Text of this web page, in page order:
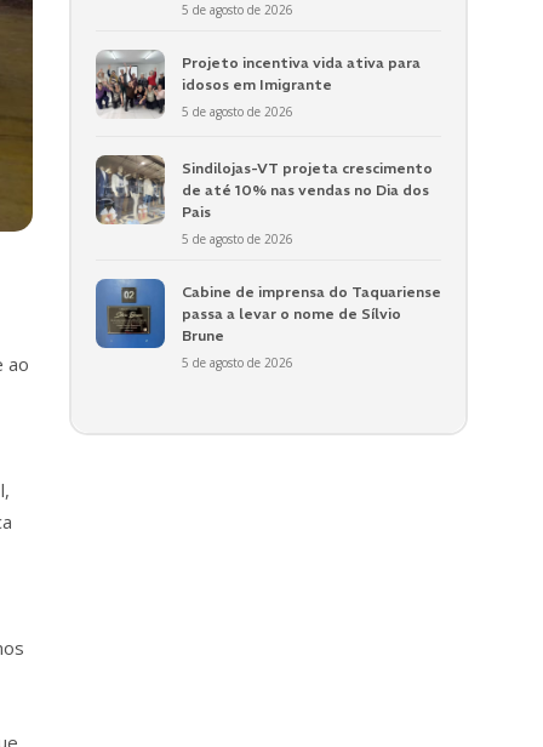
ao
5 de agosto de 2026
Projeto incentiva vida ativa para
idosos em Imigrante
5 de agosto de 2026
Sindilojas-VT projeta crescimento
de até 10% nas vendas no Dia dos
Pais
5 de agosto de 2026
Cabine de imprensa do Taquariense
passa a levar o nome de Sílvio
Brune
5 de agosto de 2026